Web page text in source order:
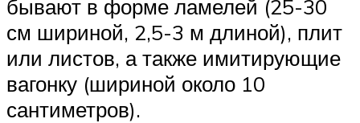
бывают в форме ламелей (25-30
см шириной, 2,5-3 м длиной), плит
или листов, а также имитирующие
вагонку (шириной около 10
сантиметров).